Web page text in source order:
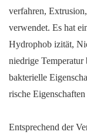
verfahren,
verwendet. Es hat
Hydrophob izität,
niedrige
bakterielle
rische Eigenschaften
Entsprechend der